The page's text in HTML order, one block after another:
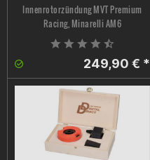
Innenrotorzündung MVT Premium
Racing, Minarelli AM6
249,90 € *